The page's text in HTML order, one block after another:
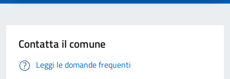
Contatta il comune
Leggi le domande frequenti